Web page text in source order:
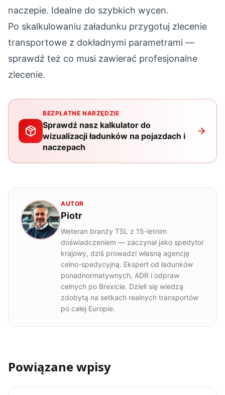
naczepie. Idealne do szybkich wycen.
Po skalkulowaniu załadunku przygotuj zlecenie
transportowe z dokładnymi parametrami —
sprawdź też co musi zawierać profesjonalne
zlecenie.
BEZPŁATNE NARZĘDZIE
Sprawdź nasz kalkulator do
wizualizacji ładunków na pojazdach i
naczepach
AUTOR
Piotr
Weteran branży TSL z 15-letnim
doświadczeniem — zaczynał jako spedytor
krajowy, dziś prowadzi własną agencję
celno-spedycyjną. Ekspert od ładunków
ponadnormatywnych, ADR i odpraw
celnych po Brexicie. Dzieli się wiedzą
zdobytą na setkach realnych transportów
po całej Europie.
Powiązane wpisy